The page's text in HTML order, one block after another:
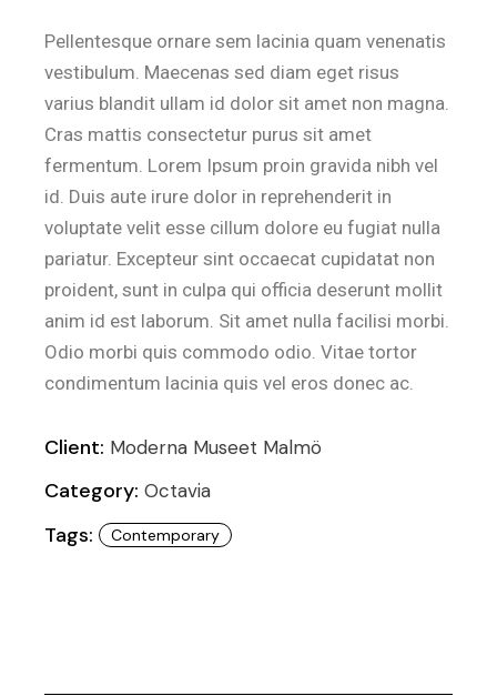
Pellentesque ornare sem lacinia quam venenatis
vestibulum. Maecenas sed diam eget risus
varius blandit ullam id dolor sit amet non magna.
Cras mattis consectetur purus sit amet
fermentum. Lorem Ipsum proin gravida nibh vel
id. Duis aute irure dolor in reprehenderit in
voluptate velit esse cillum dolore eu fugiat nulla
pariatur. Excepteur sint occaecat cupidatat non
proident, sunt in culpa qui officia deserunt mollit
anim id est laborum. Sit amet nulla facilisi morbi.
Odio morbi quis commodo odio. Vitae tortor
condimentum lacinia quis vel eros donec ac.
Client: Moderna Museet Malmö
Category: Octavia
Tags: Contemporary